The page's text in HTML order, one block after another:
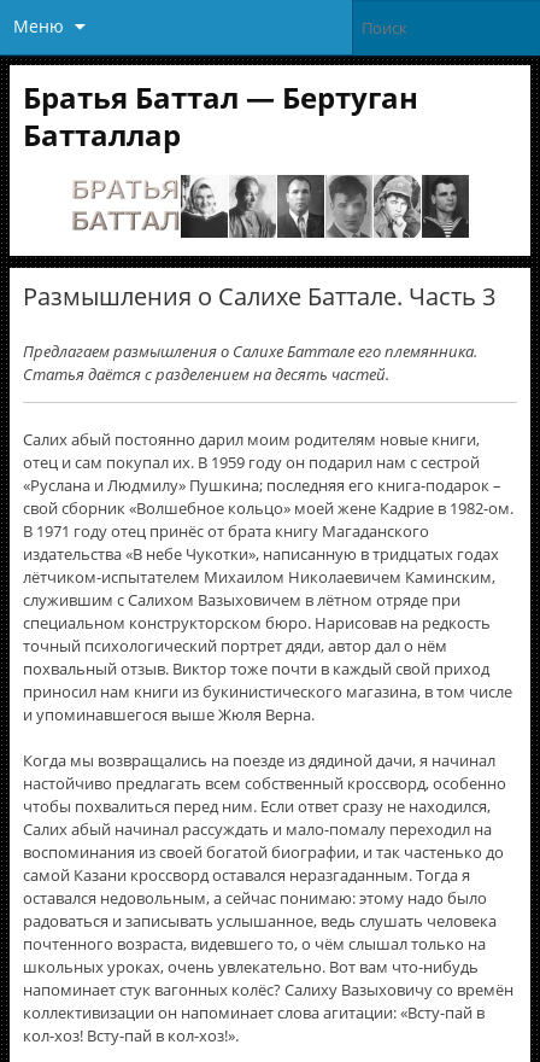
Меню
Братья Баттал — Бертуган
Батталлар
Размышления о Салихе Баттале. Часть 3
Предлагаем размышления о Салихе Баттале его племянника.
Статья даётся с разделением на десять частей.
Салих абый постоянно дарил моим родителям новые книги,
отец и сам покупал их. В 1959 году он подарил нам с сестрой
«Руслана и Людмилу» Пушкина; последняя его книга-подарок –
свой сборник «Волшебное кольцо» моей жене Кадрие в 1982-ом.
В 1971 году отец принёс от брата книгу Магаданского
издательства «В небе Чукотки», написанную в тридцатых годах
лётчиком-испытателем Михаилом Николаевичем Каминским,
служившим с Салихом Вазыховичем в лётном отряде при
специальном конструкторском бюро. Нарисовав на редкость
точный психологический портрет дяди, автор дал о нём
похвальный отзыв. Виктор тоже почти в каждый свой приход
приносил нам книги из букинистического магазина, в том числе
и упоминавшегося выше Жюля Верна.
Когда мы возвращались на поезде из дядиной дачи, я начинал
настойчиво предлагать всем собственный кроссворд, особенно
чтобы похвалиться перед ним. Если ответ сразу не находился,
Салих абый начинал рассуждать и мало-помалу переходил на
воспоминания из своей богатой биографии, и так частенько до
самой Казани кроссворд оставался неразгаданным. Тогда я
оставался недовольным, а сейчас понимаю: этому надо было
радоваться и записывать услышанное, ведь слушать человека
почтенного возраста, видевшего то, о чём слышал только на
школьных уроках, очень увлекательно. Вот вам что-нибудь
напоминает стук вагонных колёс? Салиху Вазыховичу со времён
коллективизации он напоминает слова агитации: «Всту-пай в
кол-хоз! Всту-пай в кол-хоз!».